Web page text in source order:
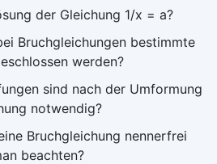
der Gleichung 1/x = a?
Bruchgleichungen bestimmte
werden?
sind nach der Umformung
notwendig?
Bruchgleichung nennerfrei
beachten?